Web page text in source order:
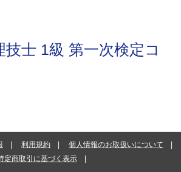
技士 1級 第一次検定コ
利用規約
個人情報のお取扱いについて
定商取引に基づく表示